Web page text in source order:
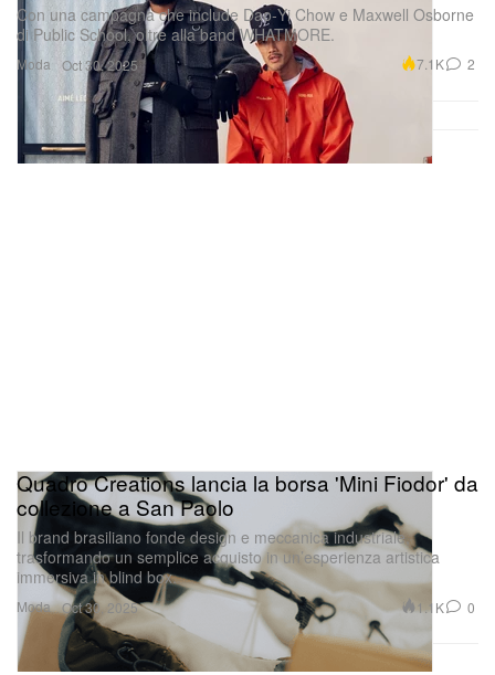
Moda
Con una campagna che include Dao‑Yi Chow e Maxwell Osborne
di Public School, oltre alla band WHATMORE.
Oct 30, 2025 7.1K 2
Moda
Quadro Creations lancia la borsa 'Mini Fiodor' da
collezione a San Paolo
Il brand brasiliano fonde design e meccanica industriale,
trasformando un semplice acquisto in un’esperienza artistica
immersiva in blind box.
Oct 30, 2025 1.1K 0